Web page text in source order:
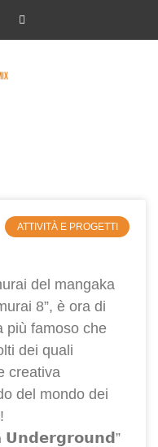
ATTIVITÀ E PROGETTI
del mangaka
8”, è ora di
più famoso che
dei quali
creativa
del mondo dei
𝗨𝗻𝗱𝗲𝗿𝗴𝗿𝗼𝘂𝗻𝗱”